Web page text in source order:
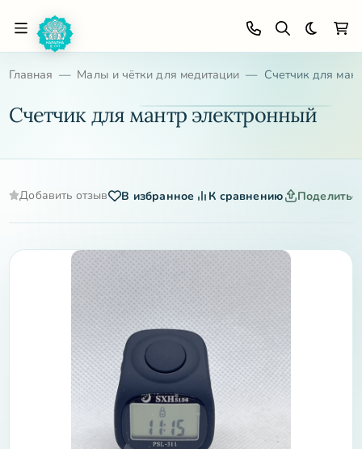
Темная
Главная Малы и чётки для медитации Счетчик для
Счетчик для мантр электронный
Добавить отзыв В избранное К сравнению